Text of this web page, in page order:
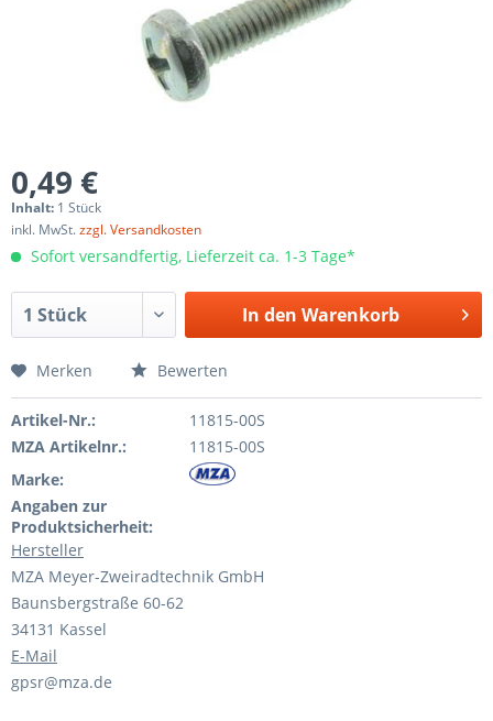
0,49 €
Inhalt: 1 Stück
inkl. MwSt.zzgl. Versandkosten
Sofort versandfertig, Lieferzeit ca. 1-3 Tage*
In den Warenkorb
Merken Bewerten
Artikel-Nr.:
11815-00S
MZA Artikelnr.:
11815-00S
Marke:
Angaben zur
Produktsicherheit:
Hersteller
MZA Meyer-Zweiradtechnik GmbH
Baunsbergstraße 60-62
34131 Kassel
E-Mail
gpsr@mza.de